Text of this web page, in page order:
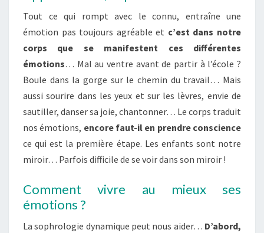
Tout ce qui rompt avec le connu, entraîne une
émotion pas toujours agréable et c’est dans notre
corps que se manifestent ces différentes
émotions… Mal au ventre avant de partir à l’école ?
Boule dans la gorge sur le chemin du travail… Mais
aussi sourire dans les yeux et sur les lèvres, envie de
sautiller, danser sa joie, chantonner… Le corps traduit
nos émotions, encore faut-il en prendre conscience
ce qui est la première étape. Les enfants sont notre
miroir… Parfois difficile de se voir dans son miroir !
Comment vivre au mieux ses
émotions ?
La sophrologie dynamique peut nous aider… D’abord,